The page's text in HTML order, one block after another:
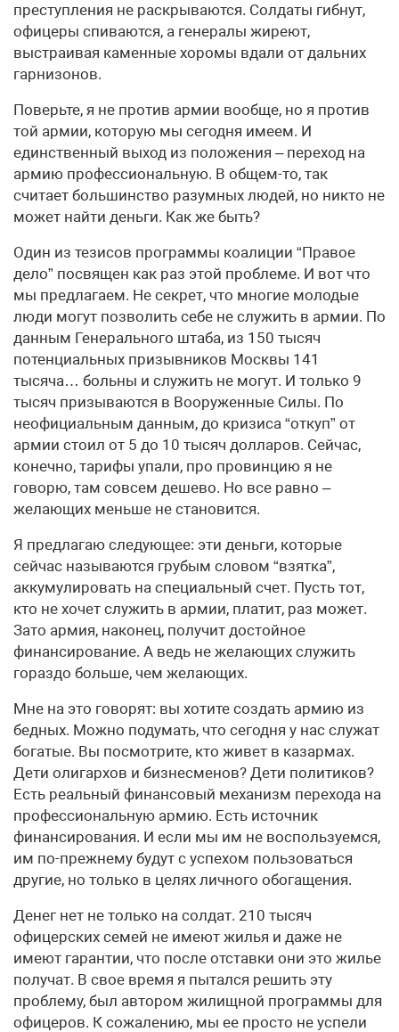
преступления не раскрываются. Солдаты гибнут,
офицеры спиваются, а генералы жиреют,
выстраивая каменные хоромы вдали от дальних
гарнизонов.
Поверьте, я не против армии вообще, но я против
той армии, которую мы сегодня имеем. И
единственный выход из положения – переход на
армию профессиональную. В общем-то, так
считает большинство разумных людей, но никто не
может найти деньги. Как же быть?
Один из тезисов программы коалиции “Правое
дело” посвящен как раз этой проблеме. И вот что
мы предлагаем. Не секрет, что многие молодые
люди могут позволить себе не служить в армии. По
данным Генерального штаба, из 150 тысяч
потенциальных призывников Москвы 141
тысяча… больны и служить не могут. И только 9
тысяч призываются в Вооруженные Силы. По
неофициальным данным, до кризиса “откуп” от
армии стоил от 5 до 10 тысяч долларов. Сейчас,
конечно, тарифы упали, про провинцию я не
говорю, там совсем дешево. Но все равно –
желающих меньше не становится.
Я предлагаю следующее: эти деньги, которые
сейчас называются грубым словом “взятка”,
аккумулировать на специальный счет. Пусть тот,
кто не хочет служить в армии, платит, раз может.
Зато армия, наконец, получит достойное
финансирование. А ведь не желающих служить
гораздо больше, чем желающих.
Мне на это говорят: вы хотите создать армию из
бедных. Можно подумать, что сегодня у нас служат
богатые. Вы посмотрите, кто живет в казармах.
Дети олигархов и бизнесменов? Дети политиков?
Есть реальный финансовый механизм перехода на
профессиональную армию. Есть источник
финансирования. И если мы им не воспользуемся,
им по-прежнему будут с успехом пользоваться
другие, но только в целях личного обогащения.
Денег нет не только на солдат. 210 тысяч
офицерских семей не имеют жилья и даже не
имеют гарантии, что после отставки они это жилье
получат. В свое время я пытался решить эту
проблему, был автором жилищной программы для
офицеров. К сожалению, мы ее просто не успели